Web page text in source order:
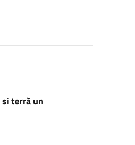
si terrà un